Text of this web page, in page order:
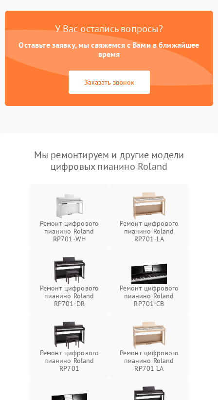
У Вас остались вопросы?
Оставьте заявку, мы свяжемся с Вами в ближайшее
время
Заказать звонок
Мы ремонтируем и другие модели
цифровых пианино Roland
Ремонт цифрового
пианино Roland
RP701-WH
Ремонт цифрового
пианино Roland
RP701-LA
Ремонт цифрового
пианино Roland
RP701-DR
Ремонт цифрового
пианино Roland
RP701-CB
Ремонт цифрового
пианино Roland
RP701
Ремонт цифрового
пианино Roland
RP701 LA